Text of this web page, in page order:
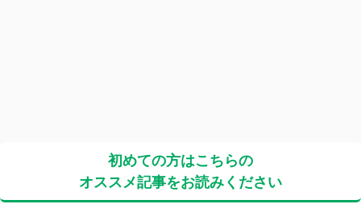
初めての方はこちらの
オススメ記事をお読みください